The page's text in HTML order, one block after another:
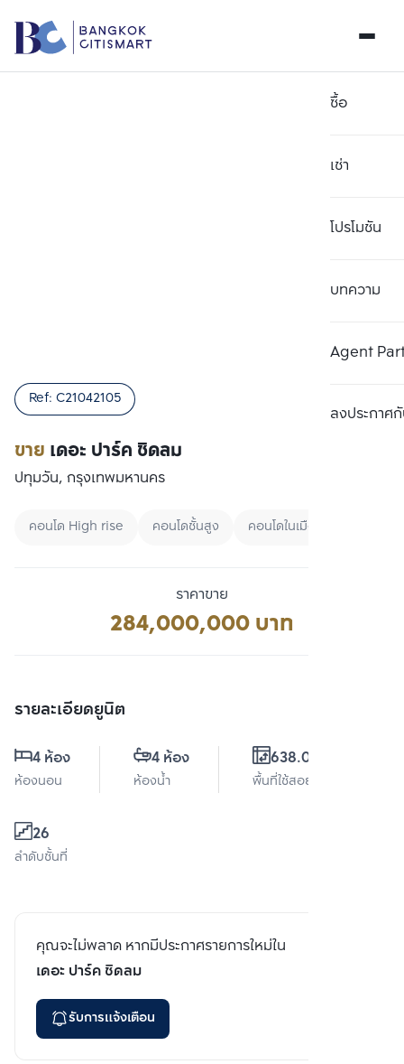
ซื้อ
เช่า
โปรโมชัน
บทความ
Agent
ลงประกาศกั
ขาย เดอะ ปาร์ค ชิดลม
Ref: C21042105
ปทุมวัน, กรุงเทพมหานคร
คอนโด High rise คอนโดชั้นสูง คอนโดในเมือง
ราคาขาย
284,000,000 บาท
รายละเอียดยูนิต
4 ห้อง
ห้องนอน
4 ห้อง
ห้องน้ำ
638.06 ตร.ม.
พื้นที่ใช้สอย
26
ลำดับชั้นที่
คุณจะไม่พลาด หากมีประกาศรายการใหม่ใน
เดอะ ปาร์ค ชิดลม
รับการแจ้งเตือน
เปรียบเทียบ